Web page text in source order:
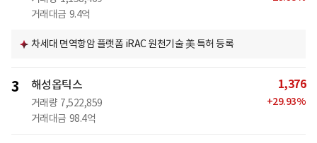
거래대금 9.4억
차세대 면역항암 플랫폼 iRAC 원천기술 美 특허 등록
3 해성옵틱스
거래량 7,522,859
거래대금 98.4억
1,376
+29.93%